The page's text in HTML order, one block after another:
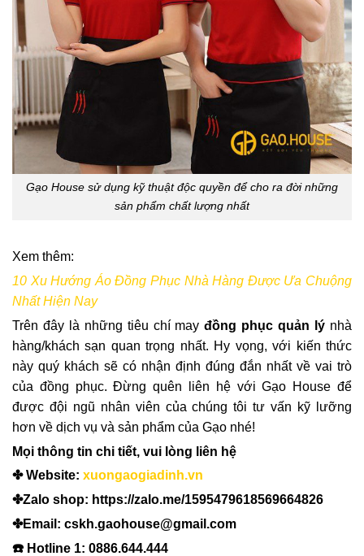
Gạo House sử dụng kỹ thuật độc quyền để cho ra đời những
sản phẩm chất lượng nhất
Xem thêm:
10 Xu Hướng Áo Đồng Phục Nhà Hàng Được Ưa Chuộng
Nhất Hiện Nay
Trên đây là những tiêu chí mayđồng phục quản lý nhà
hàng/khách sạn quan trọng nhất. Hy vọng, với kiến thức
này quý khách sẽ có nhận định đúng đắn nhất về vai trò
của đồng phục. Đừng quên liên hệ với Gạo House để
được đội ngũ nhân viên của chúng tôi tư vấn kỹ lưỡng
hơn về dịch vụ và sản phẩm của Gạo nhé!
Mọi thông tin chi tiết, vui lòng liên hệ
✤ Website: xuongaogiadinh.vn
✤Zalo shop: https://zalo.me/1595479618569664826
✤Email: cskh.gaohouse@gmail.com
☎️ Hotline 1: 0886.644.444